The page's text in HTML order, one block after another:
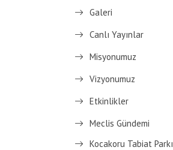
Galeri
Canlı Yayınlar
Misyonumuz
Vizyonumuz
Etkinlikler
Meclis Gündemi
Kocakoru Tabiat Parkı